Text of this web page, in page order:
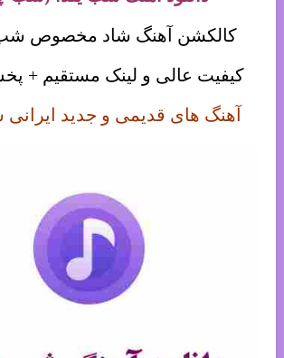
کالکشن آهنگ شاد مخصوص شب
کیفیت عالی و لینک مستقیم +
آهنگ های قدیمی و جدید ایرانی